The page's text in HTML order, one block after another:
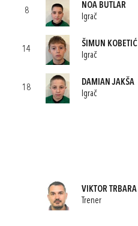
8
NOA BUTLAR
Igrač
14
ŠIMUN KOBETIĆ
Igrač
18
DAMIAN JAKŠA
Igrač
VIKTOR TRBARA
Trener